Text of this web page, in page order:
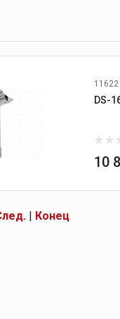
11622
DS-
10
| Конец